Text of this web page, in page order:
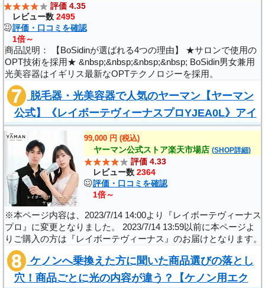
評価 4.35
レビュー数2495
評価・口コミを確認
1倍～
商品説明： 【BoSidinが選ばれる4つの理由】 ★サロンで使用の
OPT技術を採用★ &nbsp;&nbsp;&nbsp;&nbsp; BoSidin男女兼用
光美容器はイギリス最新なOPTテクノロジーを採用。
OPT（Optimal Pulsed Light）技術は本来エステサロンで使用さ
れている先進的な技術です。従来のIPL技..
脱毛器・光美容器で人気のヤーマン【ヤーマン
公式】《レイボーテヴィーナスプロYJEA0L》アイ
スブルー｜ムダ毛ケアコードレス防水全身VI..
99,000 円 (税込)
ヤーマン公式ストア楽天市場店 (SHOP詳細)
評価 4.33
レビュー数2364
評価・口コミを確認
1倍～
※本ページ内容は、2023/7/14 14:00より『レイボーテヴィーナス
プロ』に変更となりました。 2023/7/14 13:59以前に本ページよ
りご購入の方は『レイボーテヴィーナス』のお届けとなります。
ご購入の際は、事前に内容をご確認の上ご注文いただきますよう
宜しくお願い申し上げ..
ケノンへ乗換えた方に聞いた商品選びの落とし
穴！商品ごとに光の内容が違う？【ケノン用エク